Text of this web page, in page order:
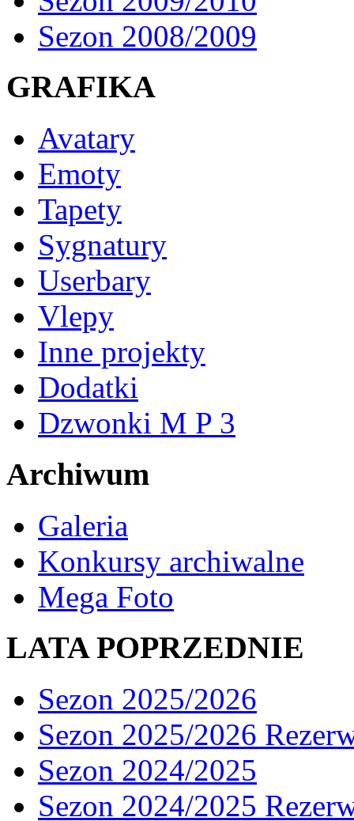
Sezon 2008/2009
GRAFIKA
Avatary
Emoty
Tapety
Sygnatury
Userbary
Vlepy
Inne projekty
Dodatki
Dzwonki M P 3
Archiwum
Galeria
Konkursy archiwalne
Mega Foto
LATA POPRZEDNIE
Sezon 2025/2026
Sezon 2025/2026
Sezon 2024/2025
Sezon 2024/2025